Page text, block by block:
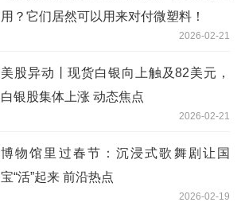
用？它们居然可以用来对付微塑料！
2026-02-21
美股异动丨现货白银向上触及82美元，
白银股集体上涨 动态焦点
2026-02-21
博物馆里过春节：沉浸式歌舞剧让国
宝“活”起来 前沿热点
2026-02-19